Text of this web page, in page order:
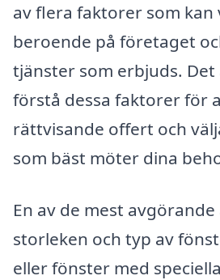
av flera faktorer som kan
beroende på företaget
tjänster som erbjuds.
förstå dessa faktorer för
rättvisande offert och
som bäst möter dina
En av de mest
storleken och typ av
eller fönster med